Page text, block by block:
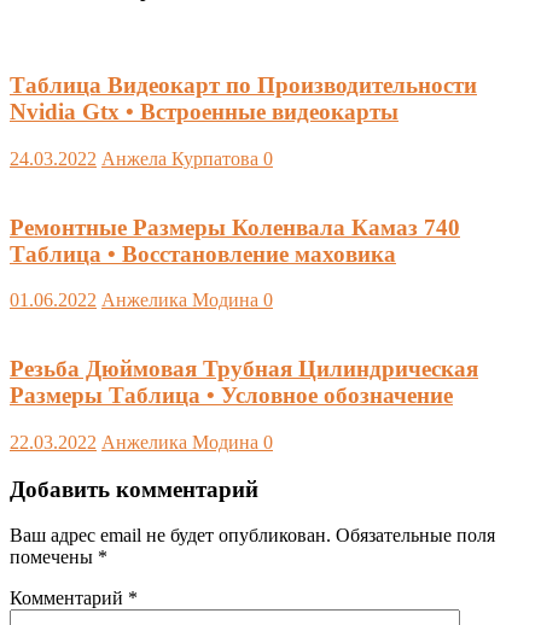
Таблица Видеокарт по Производительности
Nvidia Gtx • Встроенные видеокарты
24.03.2022 Анжела Курпатова 0
Ремонтные Размеры Коленвала Камаз 740
Таблица • Восстановление маховика
01.06.2022 Анжелика Модина 0
Резьба Дюймовая Трубная Цилиндрическая
Размеры Таблица • Условное обозначение
22.03.2022 Анжелика Модина 0
Добавить комментарий
Ваш адрес email не будет опубликован. Обязательные поля
помечены *
Комментарий *